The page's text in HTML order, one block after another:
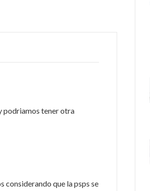
podriamos tener otra
considerando que la psps se